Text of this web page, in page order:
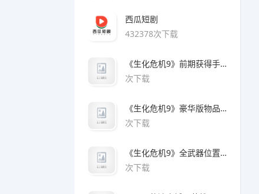
西瓜短剧
432378次下载
《生化危机9》前期获得手枪方法
次下载
《生化危机9》豪华版物品领取方法
次下载
《生化危机9》全武器位置及解锁方法
次下载